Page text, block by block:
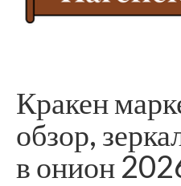
Кракен
обзор,
в онион